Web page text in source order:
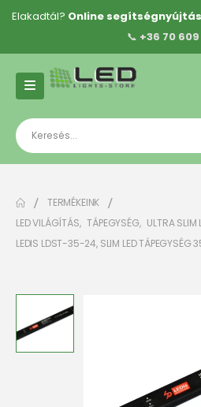
Elakadtál? Online
📞 +36 70 609
TERMÉKEINK
LED VILÁGÍTÁS, TÁPEGYSÉG, ULTRA SLIM
LEDIS LDST-35-24, SLIM LED TÁPEGYSÉG